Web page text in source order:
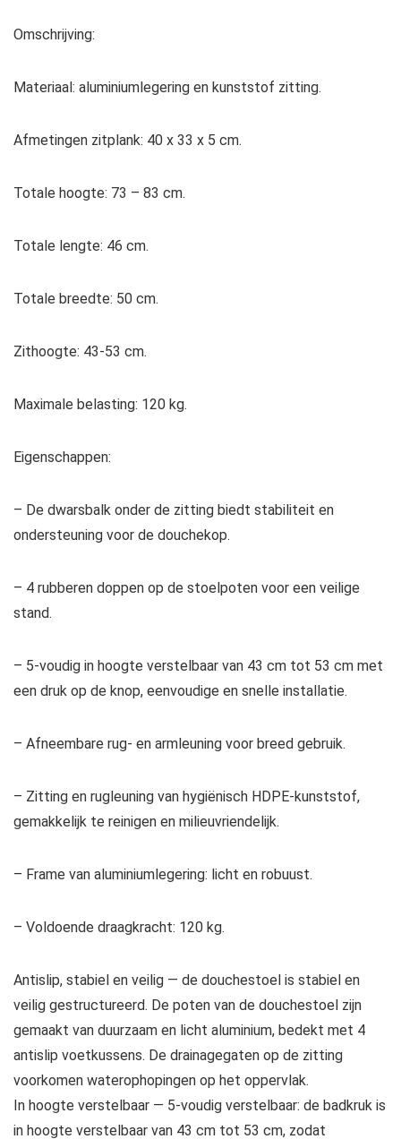
Omschrijving:
Materiaal: aluminiumlegering en kunststof zitting.
Afmetingen zitplank: 40 x 33 x 5 cm.
Totale hoogte: 73 – 83 cm.
Totale lengte: 46 cm.
Totale breedte: 50 cm.
Zithoogte: 43-53 cm.
Maximale belasting: 120 kg.
Eigenschappen:
– De dwarsbalk onder de zitting biedt stabiliteit en
ondersteuning voor de douchekop.
– 4 rubberen doppen op de stoelpoten voor een veilige
stand.
– 5-voudig in hoogte verstelbaar van 43 cm tot 53 cm met
een druk op de knop, eenvoudige en snelle installatie.
– Afneembare rug- en armleuning voor breed gebruik.
– Zitting en rugleuning van hygiënisch HDPE-kunststof,
gemakkelijk te reinigen en milieuvriendelijk.
– Frame van aluminiumlegering: licht en robuust.
– Voldoende draagkracht: 120 kg.
Antislip, stabiel en veilig — de douchestoel is stabiel en
veilig gestructureerd. De poten van de douchestoel zijn
gemaakt van duurzaam en licht aluminium, bedekt met 4
antislip voetkussens. De drainagegaten op de zitting
voorkomen waterophopingen op het oppervlak.
In hoogte verstelbaar — 5-voudig verstelbaar: de badkruk is
in hoogte verstelbaar van 43 cm tot 53 cm, zodat